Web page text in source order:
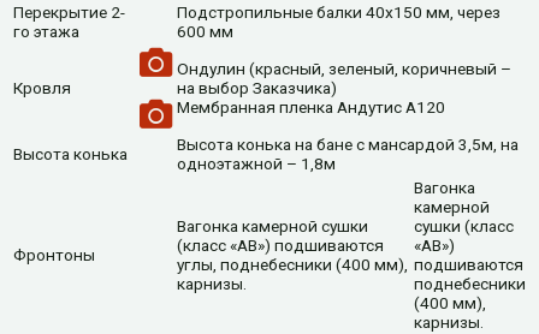
Перекрытие 2-
го этажа
Подстропильные балки 40х150 мм, через
600 мм
Кровля
Ондулин (красный, зеленый, коричневый –
на выбор Заказчика)
Мембранная пленка Андутис А120
Высота конька
Высота конька на бане с мансардой 3,5м, на
одноэтажной – 1,8м
Фронтоны
Вагонка камерной сушки
(класс «АВ») подшиваются
углы, поднебесники (400 мм),
карнизы.
Вагонка
камерной
сушки (класс
«АВ»)
подшиваются
поднебесники
(400 мм),
карнизы.